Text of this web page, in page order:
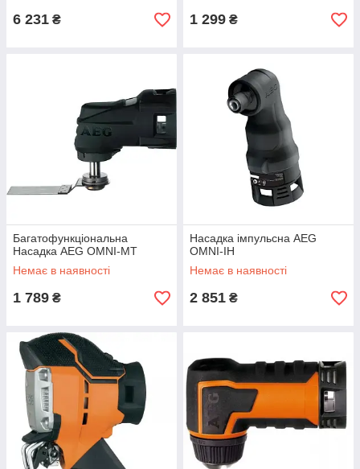
6 231 ₴ 1 299 ₴
Багатофункціональна
Насадка AEG OMNI-MT
Немає в наявності
1 789 ₴
Насадка імпульсна AEG
OMNI-IH
Немає в наявності
2 851 ₴